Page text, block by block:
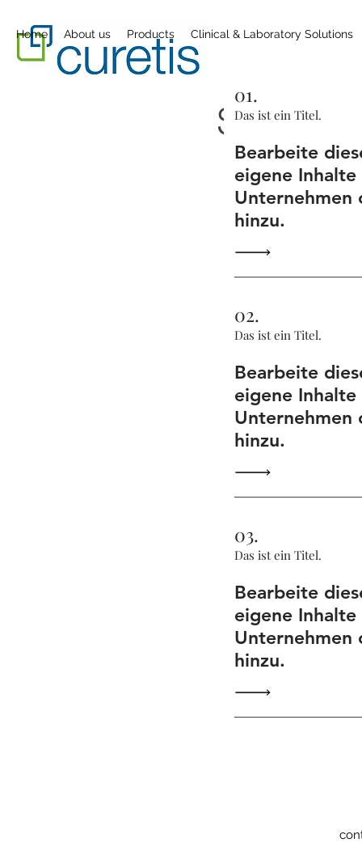
Home About us Products Clinical & Laboratory Solutions
01.
Das ist ein Titel.
Bearbeite
eigene
Unternehmen
hinzu.
02.
Das ist ein Titel.
Bearbeite
eigene
Unternehmen
hinzu.
03.
Das ist ein Titel.
Bearbeite
eigene
Unternehmen
hinzu.